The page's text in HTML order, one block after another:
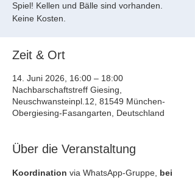
Spiel! Kellen und Bälle sind vorhanden.
Keine Kosten.
Zeit & Ort
14. Juni 2026, 16:00 – 18:00
Nachbarschaftstreff Giesing,
Neuschwansteinpl.12, 81549 München-
Obergiesing-Fasangarten, Deutschland
Über die Veranstaltung
Koordination via WhatsApp-Gruppe, bei